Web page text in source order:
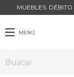
MUEBLES:
MENÚ